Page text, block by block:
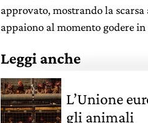
approvato, mostrando la
appaiono al momento godere
Leggi anche
L’Unione
gli animali